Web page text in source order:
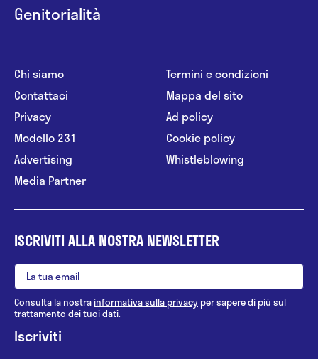
Genitorialità
Chi siamo
Contattaci
Privacy
Modello 231
Advertising
Media Partner
Termini e condizioni
Mappa del sito
Ad policy
Cookie policy
Whistleblowing
ISCRIVITI ALLA NOSTRA NEWSLETTER
Consulta la nostrainformativa sulla privacy per sapere di più sul
trattamento dei tuoi dati.